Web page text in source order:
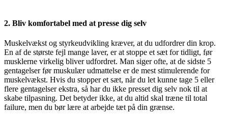
2. Bliv komfortabel med at presse dig selv
Muskelvækst og styrkeudvikling kræver, at du udfordrer din krop.
En af de største fejl mange laver, er at stoppe et sæt for tidligt, før
musklerne virkelig bliver udfordret. Man siger ofte, at de sidste 5
gentagelser før muskulær udmattelse er de mest stimulerende for
muskelvækst. Hvis du stopper et sæt, når du let kunne tage 5 eller
flere gentagelser ekstra, så har du ikke presset dig selv nok til at
skabe tilpasning. Det betyder ikke, at du altid skal træne til total
failure, men du bør lære at arbejde tæt på din grænse.